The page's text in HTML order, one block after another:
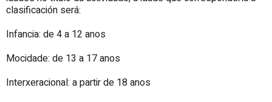
clasificación será:
Infancia: de 4 a 12 anos
Mocidade: de 13 a 17 anos
Interxeracional: a partir de 18 anos